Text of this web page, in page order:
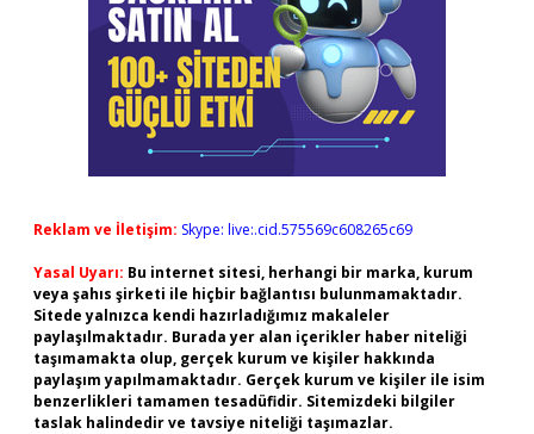
Reklam ve İletişim: Skype: live:.cid.575569c608265c69
Yasal Uyarı: Bu internet sitesi, herhangi bir marka, kurum
veya şahıs şirketi ile hiçbir bağlantısı bulunmamaktadır.
Sitede yalnızca kendi hazırladığımız makaleler
paylaşılmaktadır. Burada yer alan içerikler haber niteliği
taşımamakta olup, gerçek kurum ve kişiler hakkında
paylaşım yapılmamaktadır. Gerçek kurum ve kişiler ile isim
benzerlikleri tamamen tesadüfidir. Sitemizdeki bilgiler
taslak halindedir ve tavsiye niteliği taşımazlar.